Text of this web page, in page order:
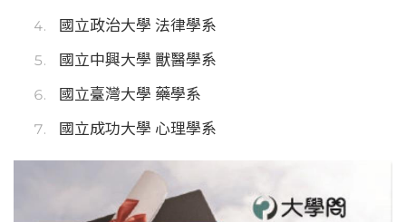
國立政治大學 法律學系
國立中興大學 獸醫學系
國立臺灣大學 藥學系
國立成功大學 心理學系